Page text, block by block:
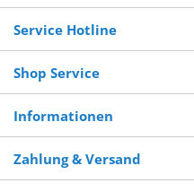
Service Hotline
Shop Service
Informationen
Zahlung & Versand